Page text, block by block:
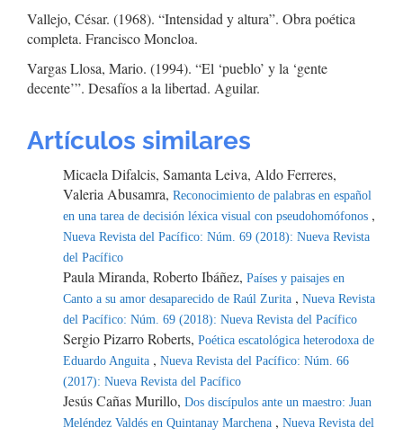
Vallejo, César. (1968). “Intensidad y altura”. Obra poética
completa. Francisco Moncloa.
Vargas Llosa, Mario. (1994). “El ‘pueblo’ y la ‘gente
decente’”. Desafíos a la libertad. Aguilar.
Artículos similares
Micaela Difalcis, Samanta Leiva, Aldo Ferreres,
Valeria Abusamra, Reconocimiento de palabras en español
en una tarea de decisión léxica visual con pseudohomófonos ,
Nueva Revista del Pacífico: Núm. 69 (2018): Nueva Revista
del Pacífico
Paula Miranda, Roberto Ibáñez, Países y paisajes en
Canto a su amor desaparecido de Raúl Zurita , Nueva Revista
del Pacífico: Núm. 69 (2018): Nueva Revista del Pacífico
Sergio Pizarro Roberts, Poética escatológica heterodoxa de
Eduardo Anguita , Nueva Revista del Pacífico: Núm. 66
(2017): Nueva Revista del Pacífico
Jesús Cañas Murillo, Dos discípulos ante un maestro: Juan
Meléndez Valdés en Quintanay Marchena , Nueva Revista del